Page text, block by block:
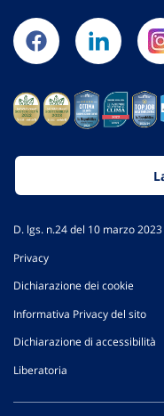
D. lgs. n.24 del 10 marzo 2023
Privacy
Dichiarazione dei cookie
Informativa Privacy del sito
Dichiarazione di accessibilità
Liberatoria